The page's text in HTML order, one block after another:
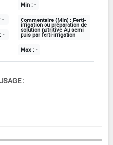
-
-
Min : -
Commentaire (Min) : Ferti-
irrigation ou préparation de
solution nutritive Au semi
puis par ferti-irrigation
Max : -
: